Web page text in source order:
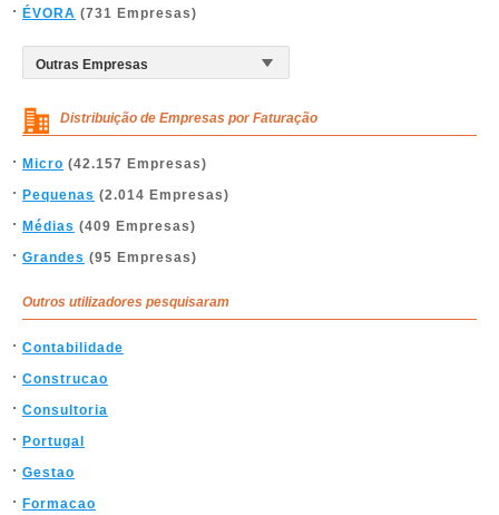
ÉVORA (731 Empresas)
Distribuição de Empresas por Faturação
Micro (42.157 Empresas)
Pequenas (2.014 Empresas)
Médias (409 Empresas)
Grandes (95 Empresas)
Outros utilizadores pesquisaram
Contabilidade
Construcao
Consultoria
Portugal
Gestao
Formacao